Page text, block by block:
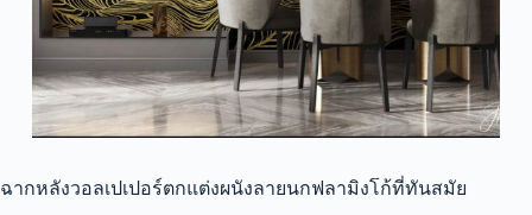
ฉากหลังวอลเปเปอร์ตกแต่งผนังลายนกฟลามิงโก้ที่ทันสมัย